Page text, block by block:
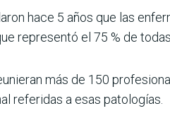
hace 5 años que las
representó el 75 % de
más de 150
referidas a esas patologías.